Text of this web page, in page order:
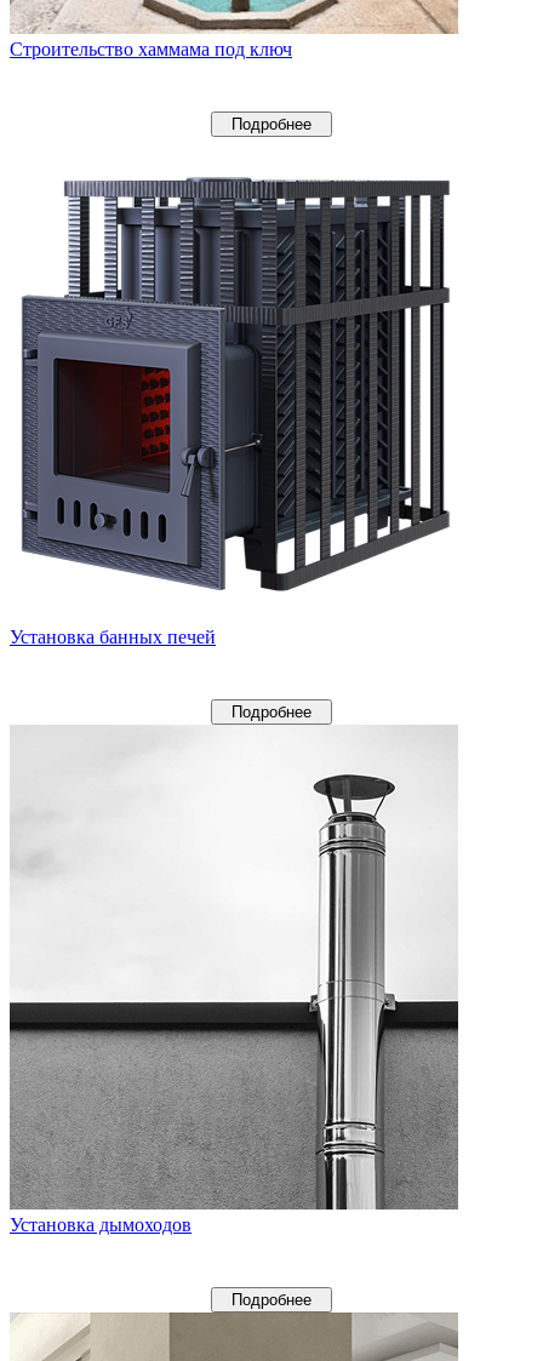
Строительство хаммама под ключ
Подробнее
Установка банных печей
Подробнее
Установка дымоходов
Подробнее